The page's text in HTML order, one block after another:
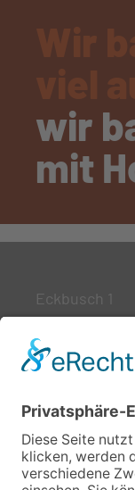
Wir
viel
wir
mit
Eckbusch 1
21698
Telefon: 0 41
E-Mail:
Impressum